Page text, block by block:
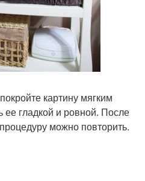
картину мягким
гладкой и ровной. После
можно повторить.